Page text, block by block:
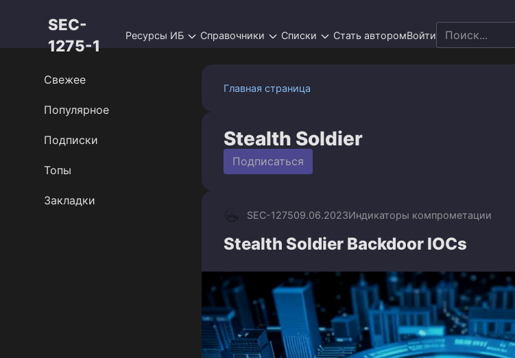
SEC-
1275-1
Ресурсы ИБ Справочники Списки Стать авторомВойти Search
for:
Главная страница
Stealth Soldier
Подписаться
SEC-127509.06.2023Индикаторы компрометации
Stealth Soldier Backdoor IOCs
Свежее
Популярное
Подписки
Топы
Закладки